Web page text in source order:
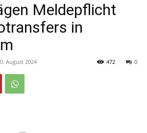
Meldepflicht
in
August 2024 0
472